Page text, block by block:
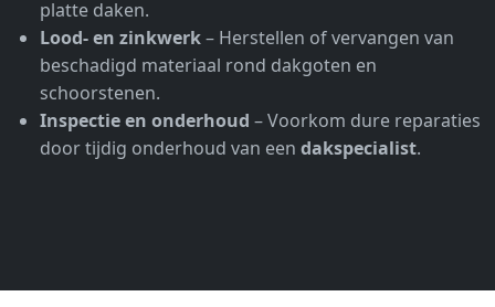
platte daken.
Lood- en zinkwerk– Herstellen of vervangen van
beschadigd materiaal rond dakgoten en
schoorstenen.
Inspectie en onderhoud – Voorkom dure reparaties
door tijdig onderhoud van een dakspecialist.